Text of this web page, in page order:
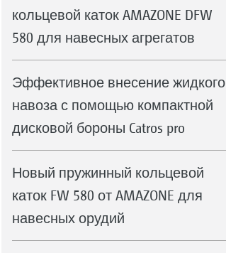
кольцевой каток AMAZONE DFW
580 для навесных агрегатов
Эффективное внесение жидкого
навоза с помощью компактной
дисковой бороны Catros pro
Новый пружинный кольцевой
каток FW 580 от AMAZONE для
навесных орудий